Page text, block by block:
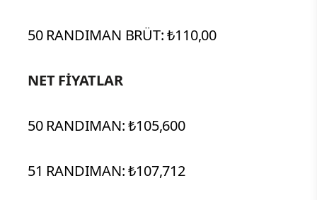
50 RANDIMAN BRÜT: ₺110,00
NET FİYATLAR
50 RANDIMAN: ₺105,600
51 RANDIMAN: ₺107,712